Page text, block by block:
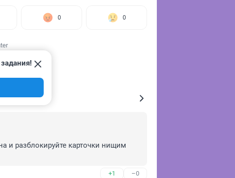
0 0
и разблокируйте карточки нищим
+1 –0